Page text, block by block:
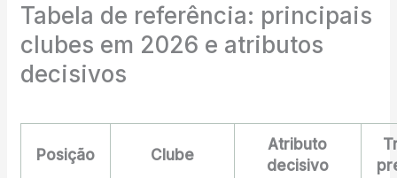
Tabela de referência: principais
clubes em 2026 e atributos
decisivos
Posição Clube
Atributo
decisivo